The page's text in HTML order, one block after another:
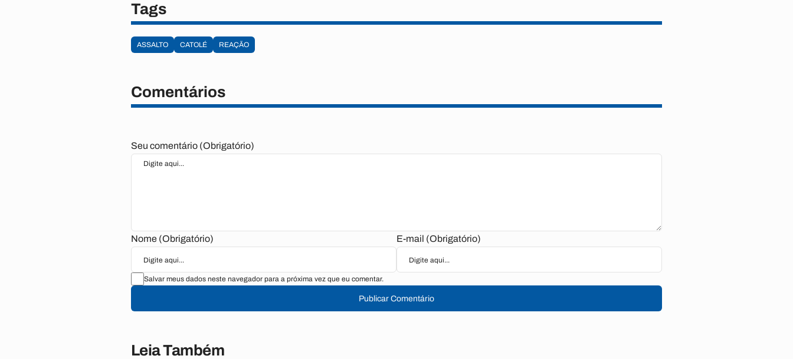
Tags
ASSALTO CATOLÉ REAÇÃO
Comentários
Seu comentário (Obrigatório)
Nome (Obrigatório) E-mail (Obrigatório)
Salvar meus dados neste navegador para a próxima vez que eu comentar.
Publicar Comentário
Leia Também